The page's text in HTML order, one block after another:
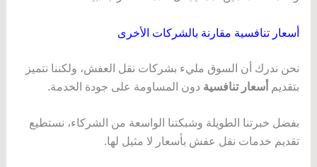
أسعار تنافسية مقارنة بالشركات الأخرى
نحن ندرك أن السوق مليء بشركات نقل العفش، ولكننا نتميز
بتقديم أسعار تنافسية دون المساومة على جودة الخدمة.
بفضل خبرتنا الطويلة وشبكتنا الواسعة من الشركاء، نستطيع
تقديم خدمات نقل عفش بأسعار لا مثيل لها.